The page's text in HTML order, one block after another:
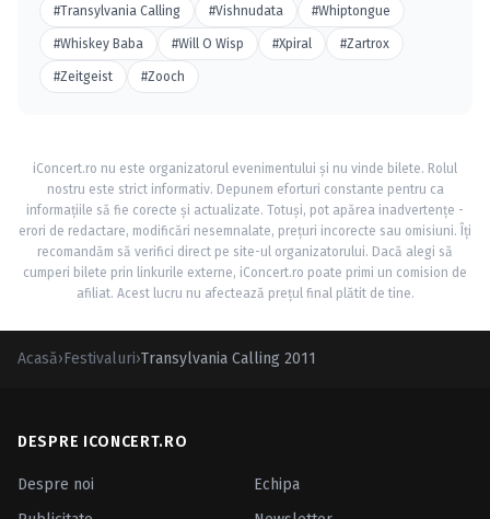
#Transylvania Calling #Vishnudata #Whiptongue
#Whiskey Baba #Will O Wisp #Xpiral #Zartrox
#Zeitgeist #Zooch
iConcert.ro nu este organizatorul evenimentului și nu vinde bilete. Rolul
nostru este strict informativ. Depunem eforturi constante pentru ca
informațiile să fie corecte și actualizate. Totuși, pot apărea inadvertențe -
erori de redactare, modificări nesemnalate, prețuri incorecte sau omisiuni. Îți
recomandăm să verifici direct pe site-ul organizatorului. Dacă alegi să
cumperi bilete prin linkurile externe, iConcert.ro poate primi un comision de
afiliat. Acest lucru nu afectează prețul final plătit de tine.
Acasă›Festivaluri›Transylvania Calling 2011
DESPRE ICONCERT.RO
Despre noi
Echipa